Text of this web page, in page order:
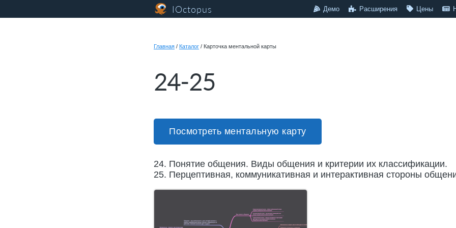
IOctopus Демо Расширения Цены
Главная / Каталог / Карточка ментальной карты
24-25
Посмотреть ментальную карту
24. Понятие общения. Виды общения и критерии их классификации.
25. Перцептивная, коммуникативная и интерактивная стороны